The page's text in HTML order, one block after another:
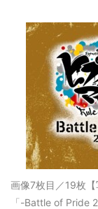
画像7枚目／19枚
「-Battle of Pride